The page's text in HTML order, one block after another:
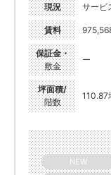
現況 サービ
賃料
保証金・
敷金
ー
坪面積/
階数
110.87
NEW